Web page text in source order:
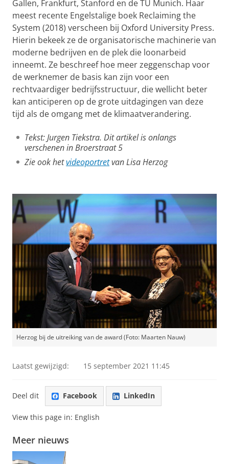
Gallen, Frankfurt, Stanford en de TU Munich. Haar
meest recente Engelstalige boek Reclaiming the
System (2018) verscheen bij Oxford University Press.
Hierin bekeek ze de organisatorische machinerie van
moderne bedrijven en de plek die loonarbeid
inneemt. Ze beschreef hoe meer zeggenschap voor
de werknemer de basis kan zijn voor een
rechtvaardiger bedrijfsstructuur, die wellicht beter
kan anticiperen op de grote uitdagingen van deze
tijd als de omgang met de klimaatverandering.
Tekst: Jurgen Tiekstra. Dit artikel is onlangs
verschenen in Broerstraat 5
Zie ook hetvideoportretvan Lisa Herzog
Herzog bij de uitreiking van de award (Foto: Maarten Nauw)
Laatst gewijzigd: 15 september 2021 11:45
Deel dit Facebook LinkedIn
View this page in: English
Meer nieuws